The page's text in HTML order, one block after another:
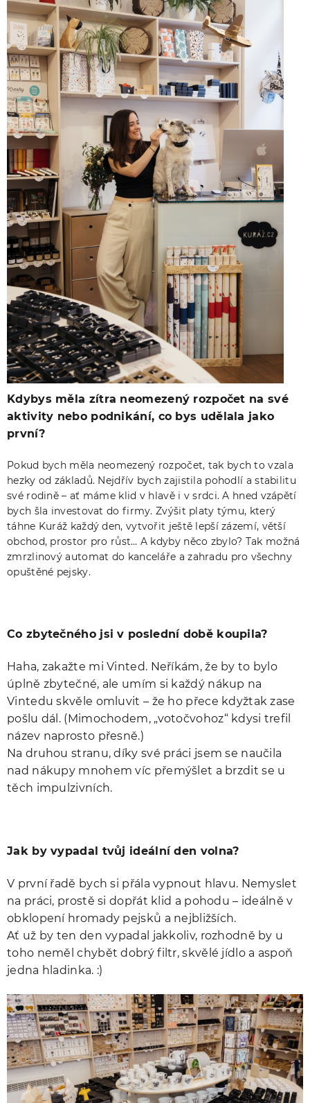
Kdybys měla zítra neomezený rozpočet na své
aktivity nebo podnikání, co bys udělala jako
první?
Pokud bych měla neomezený rozpočet, tak bych to vzala
hezky od základů. Nejdřív bych zajistila pohodlí a stabilitu
své rodině – ať máme klid v hlavě i v srdci. A hned vzápětí
bych šla investovat do firmy. Zvýšit platy týmu, který
táhne Kuráž každý den, vytvořit ještě lepší zázemí, větší
obchod, prostor pro růst… A kdyby něco zbylo? Tak možná
zmrzlinový automat do kanceláře a zahradu pro všechny
opuštěné pejsky.
Co zbytečného jsi v poslední době koupila?
Haha, zakažte mi Vinted. Neříkám, že by to bylo
úplně zbytečné, ale umím si každý nákup na
Vintedu skvěle omluvit – že ho přece kdyžtak zase
pošlu dál. (Mimochodem, „votočvohoz“ kdysi trefil
název naprosto přesně.)
Na druhou stranu, díky své práci jsem se naučila
nad nákupy mnohem víc přemýšlet a brzdit se u
těch impulzivních.
Jak by vypadal tvůj ideální den volna?
V první řadě bych si přála vypnout hlavu. Nemyslet
na práci, prostě si dopřát klid a pohodu – ideálně v
obklopení hromady pejsků a nejbližších.
Ať už by ten den vypadal jakkoliv, rozhodně by u
toho neměl chybět dobrý filtr, skvělé jídlo a aspoň
jedna hladinka. :)